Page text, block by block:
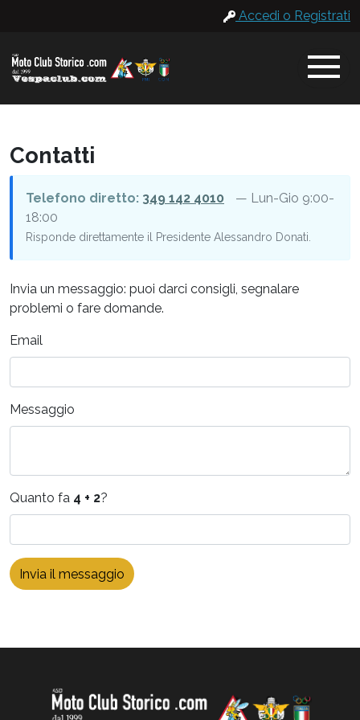
Accedi o Registrati
Contatti
Telefono diretto: 349 142 4010
— Lun-Gio 9:00-
18:00
Risponde direttamente il Presidente Alessandro Donati.
Invia un messaggio: puoi darci consigli, segnalare
problemi o fare domande.
Email
Messaggio
Quanto fa 4 + 2?
Invia il messaggio